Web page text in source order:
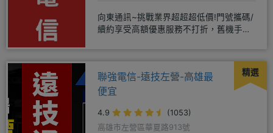
向東通訊~挑戰業界超超超低價!門號攜碼/
續約享受高額優惠服務不打折，舊機手機
精選
聯強電信-遠技左營-高雄最
便宜
4.9
(1053)
高雄市左營區華夏路913號